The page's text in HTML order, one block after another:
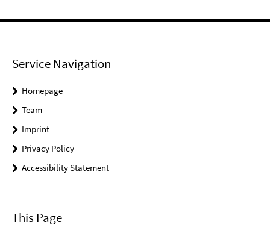
Service Navigation
Homepage
Team
Imprint
Privacy Policy
Accessibility Statement
This Page